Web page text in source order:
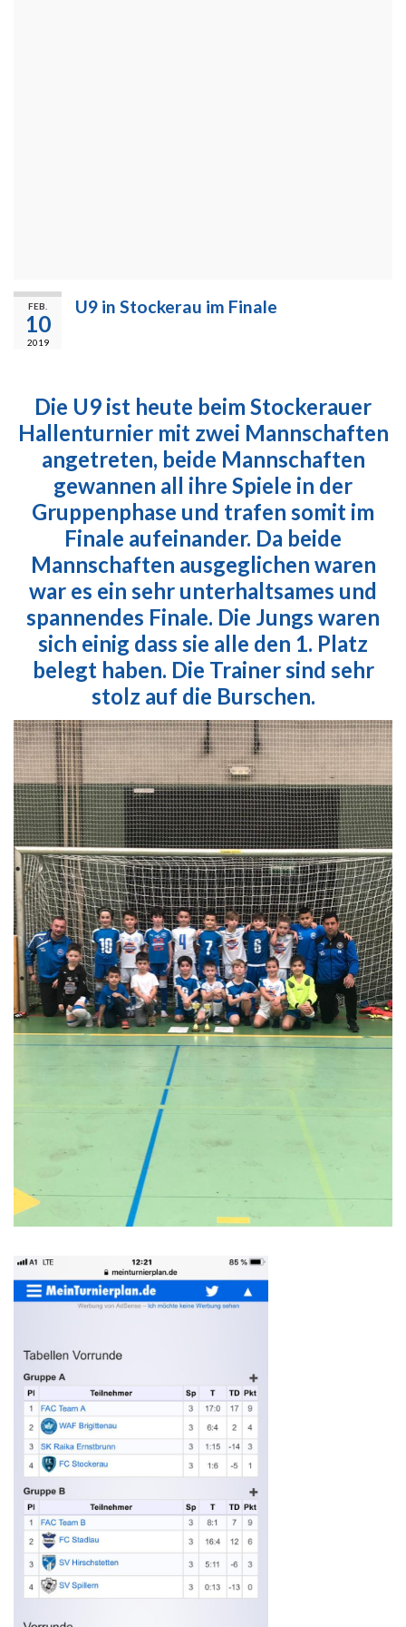
FEB.
10
2019
U9 in Stockerau im Finale
Die U9 ist heute beim Stockerauer
Hallenturnier mit zwei Mannschaften
angetreten, beide Mannschaften
gewannen all ihre Spiele in der
Gruppenphase und trafen somit im
Finale aufeinander. Da beide
Mannschaften ausgeglichen waren
war es ein sehr unterhaltsames und
spannendes Finale. Die Jungs waren
sich einig dass sie alle den 1. Platz
belegt haben. Die Trainer sind sehr
stolz auf die Burschen.